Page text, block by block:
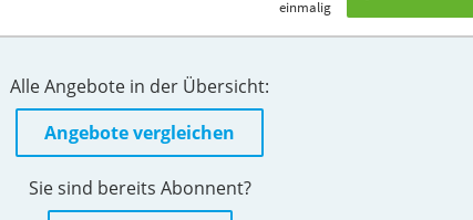
einmalig
Alle Angebote in der Übersicht:
Angebote vergleichen
Sie sind bereits Abonnent?